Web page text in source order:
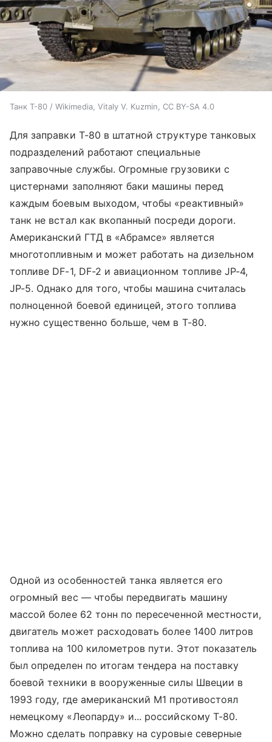
Танк Т-80 / Wikimedia, Vitaly V. Kuzmin, CC BY-SA 4.0
Для заправки Т-80 в штатной структуре танковых
подразделений работают специальные
заправочные службы. Огромные грузовики с
цистернами заполняют баки машины перед
каждым боевым выходом, чтобы «реактивный»
танк не встал как вкопанный посреди дороги.
Американский ГТД в «Абрамсе» является
многотопливным и может работать на дизельном
топливе DF-1, DF-2 и авиационном топливе JP-4,
JP-5. Однако для того, чтобы машина считалась
полноценной боевой единицей, этого топлива
нужно существенно больше, чем в Т-80.
Одной из особенностей танка является его
огромный вес — чтобы передвигать машину
массой более 62 тонн по пересеченной местности,
двигатель может расходовать более 1400 литров
топлива на 100 километров пути. Этот показатель
был определен по итогам тендера на поставку
боевой техники в вооруженные силы Швеции в
1993 году, где американский М1 противостоял
немецкому «Леопарду» и... российскому Т-80.
Можно сделать поправку на суровые северные